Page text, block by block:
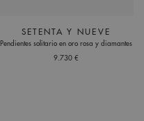
SETENTA Y NUEVE
Pendientes solitario en oro rosa y diamantes
9.730 €